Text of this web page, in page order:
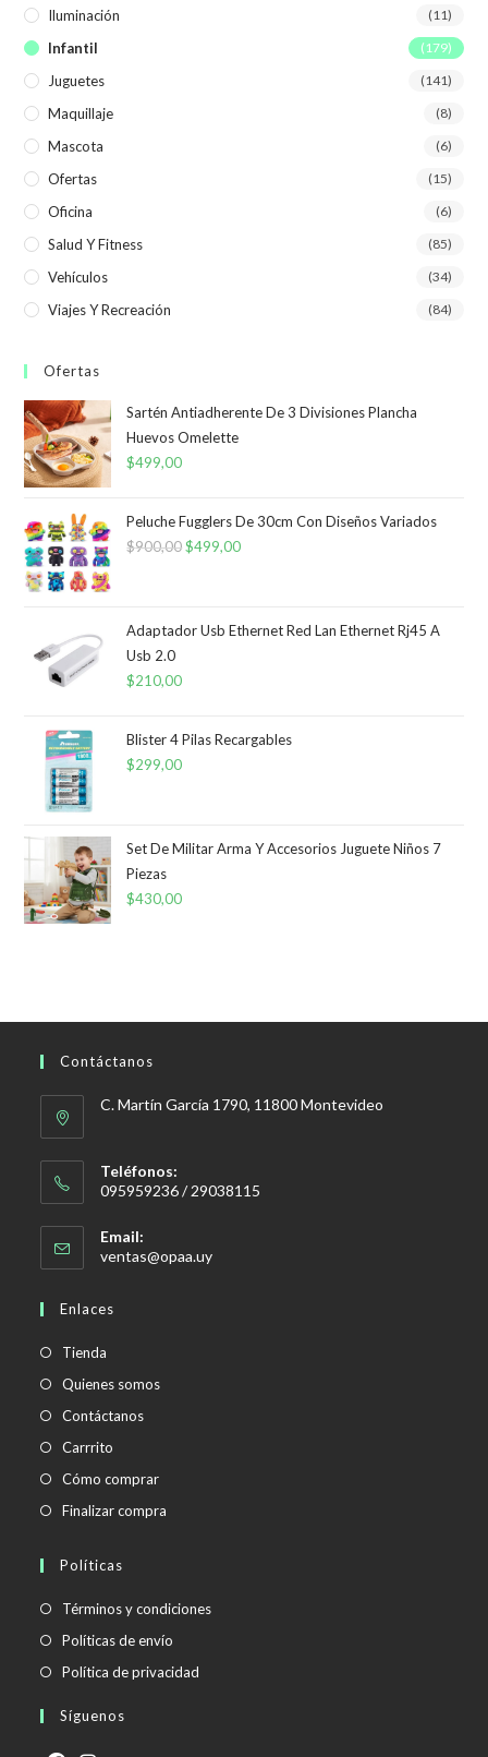
Iluminación (11)
Infantil (179)
Juguetes (141)
Maquillaje (8)
Mascota (6)
Ofertas (15)
Oficina (6)
Salud Y Fitness (85)
Vehículos (34)
Viajes Y Recreación (84)
Ofertas
Sartén Antiadherente De 3 Divisiones Plancha
Huevos Omelette
$499,00
Peluche Fugglers De 30cm Con Diseños Variados
$900,00El
era:
$499,00El
es:
Adaptador Usb Ethernet Red Lan Ethernet Rj45 A
Usb 2.0
$210,00
Blister 4 Pilas Recargables
$299,00
Set De Militar Arma Y Accesorios Juguete Niños 7
Piezas
$430,00
Contáctanos
C. Martín García 1790, 11800 Montevideo
Teléfonos:
095959236 / 29038115
Email:
ventas@opaa.uySe
Enlaces
Tienda
Quienes somos
Contáctanos
Carrrito
Cómo comprar
Finalizar compra
Políticas
Términos y condicionesSe
Políticas de envío
abre
Política de privacidad
Síguenos